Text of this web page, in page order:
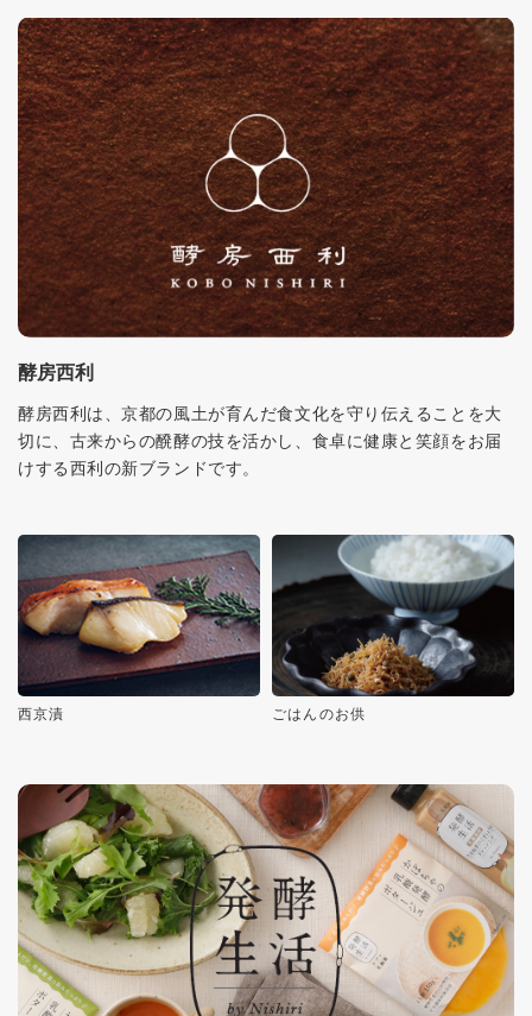
酵房西利
酵房西利は、京都の風土が育んだ食文化を守り伝えることを大
切に、古来からの醗酵の技を活かし、食卓に健康と笑顔をお届
けする西利の新ブランドです。
西京漬 ごはんのお供